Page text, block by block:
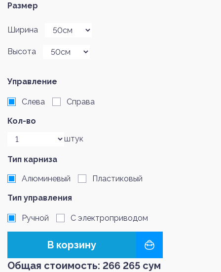
Размер
Ширина
Высота
Управление
Слева Справа
Кол-во
штук
Тип карниза
Алюминевый Пластиковый
Тип управления
Ручной С электроприводом
В корзину
Общая стоимость: 266 265 сум